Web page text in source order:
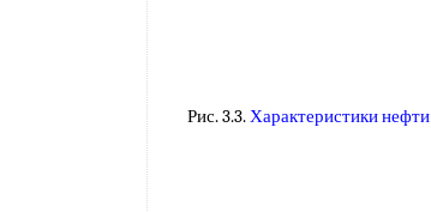
Рис. 3.3.Характеристики нефти